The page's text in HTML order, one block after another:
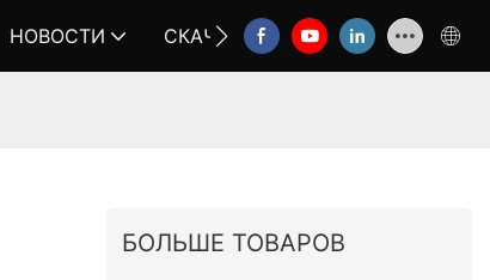
НОВОСТИ СКАЧАТЬ СВЯЗАТЬСЯ С
БОЛЬШЕ ТОВАРОВ